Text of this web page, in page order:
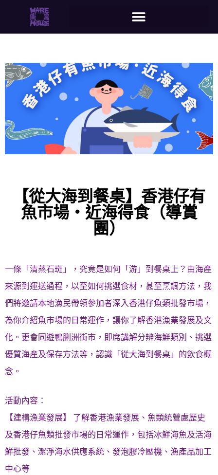
【從大海到餐桌】香港仔有
魚市場‧近海得食（導賞
團）
一條「清蒸石斑」，究竟是如何「游」到餐桌上？由海產
來源到運送過程，以至如何挑選食材，甚至烹調方法，我
們將邀請本地漁民帶領參加者深入香港仔魚類批發市場，
為你介紹魚市場的日常運作，讓你了解香港漁業發展及文
化。更會同遊鴨脷洲街市，即席講解分辨海鮮類別、挑選
優質海產及保存方法等，認識「從大海到餐桌」的飲食概
念。
活動內容：
【建構漁業發展】 了解香港漁業發展、魚類統營處歷史
及香港仔魚類批發市場的日常運作，包括冰鮮海魚及活海
鮮批發、潔淨海水供應系統、發泡膠冷壓機、漁產品加工
中心等